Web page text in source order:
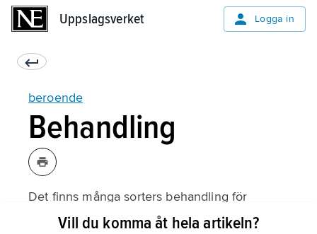
Uppslagsverket Logga in
beroende
Behandling
Det finns många sorters behandling för
beroende. En typ av behandling sker enligt
Vill du komma åt hela artikeln?